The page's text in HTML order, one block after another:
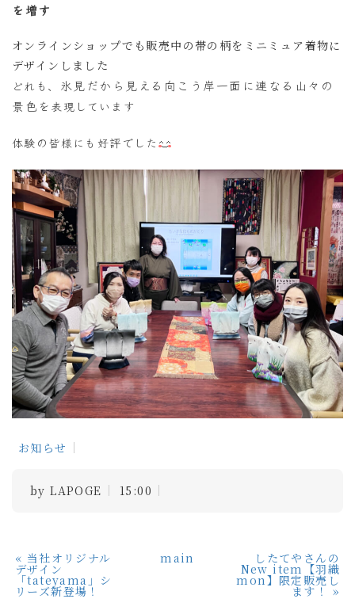
を増す
オンラインショップでも販売中の帯の柄をミニミュア着物に
デザインしました
どれも、 氷見だから見える向こう岸一面に連なる山々の
景色を 表現しています
体験の皆様にも好評でした
お知らせ
byLAPOGE 15:00
« 当社オリジナル
デザイン
「tateyama」シ
リーズ新登場！
main したてやさんの
New item【羽織
mon】限定販売し
ます！ »